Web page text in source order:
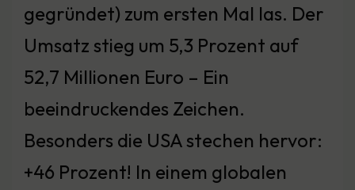
gegründet) zum ersten Mal las. Der
Umsatz stieg um 5,3 Prozent auf
52,7 Millionen Euro – Ein
beeindruckendes Zeichen.
Besonders die USA stechen hervor:
+46 Prozent! In einem globalen